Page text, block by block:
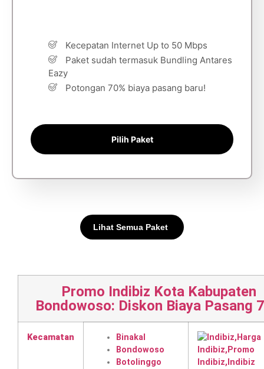
Kecepatan Internet Up to 50 Mbps
Paket sudah termasuk Bundling Antares
Eazy
Potongan 70% biaya pasang baru!
Pilih Paket
Lihat Semua Paket
Promo Indibiz Kota Kabupaten
Bondowoso: Diskon Biaya Pasang
Kecamatan
Binakal
Bondowoso
Botolinggo